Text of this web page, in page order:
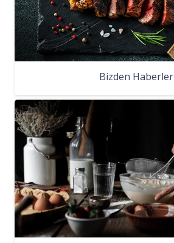
Bizden Haberler